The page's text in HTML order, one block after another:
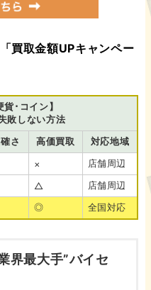
「買取金額UPキャンペー
貨･コイン】
敗しない方法
さ 高価買取
対応地域
×
店舗周辺
△
店舗周辺
◎ 全国対応
界最大手”バイセ